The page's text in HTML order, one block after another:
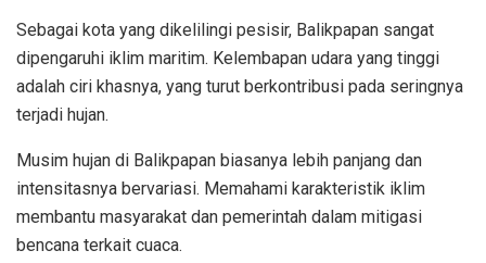
Sebagai kota yang dikelilingi pesisir, Balikpapan sangat
dipengaruhi iklim maritim. Kelembapan udara yang tinggi
adalah ciri khasnya, yang turut berkontribusi pada seringnya
terjadi hujan.
Musim hujan di Balikpapan biasanya lebih panjang dan
intensitasnya bervariasi. Memahami karakteristik iklim
membantu masyarakat dan pemerintah dalam mitigasi
bencana terkait cuaca.